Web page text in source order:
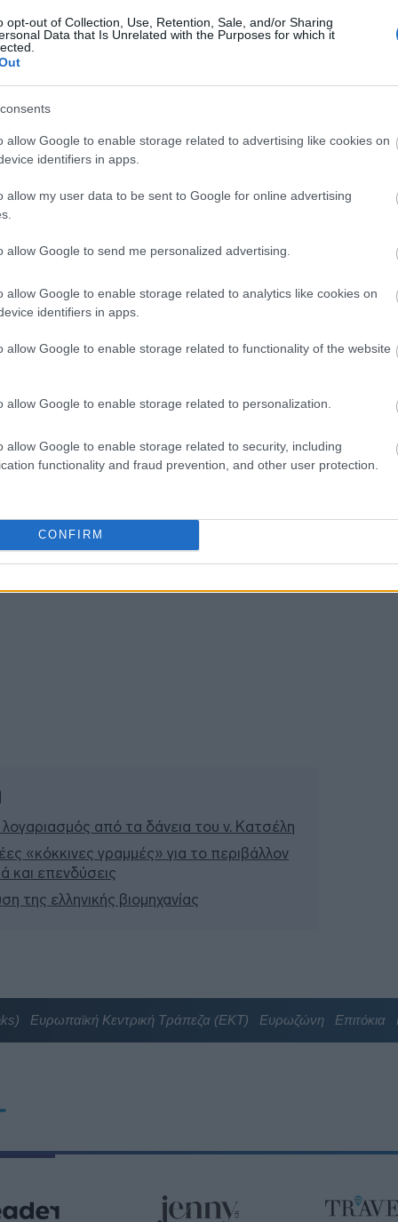
opt-out of Collection, Use, Retention, Sale, and/or Sharing
Data that Is Unrelated with the Purposes for which it
allow Google to enable storage related to advertising like cookies on
identifiers in apps.
allow my user data to be sent to Google for online advertising
allow Google to send me personalized advertising.
allow Google to enable storage related to analytics like cookies on
identifiers in apps.
allow Google to enable storage related to functionality of the website
allow Google to enable storage related to personalization.
allow Google to enable storage related to security, including
functionality and fraud prevention, and other user protection.
CONFIRM
Λετονία έρχεται μετά την απόφαση
το κόστος δανεισμού για δεύτερη
υπεύθυνους χάραξης
ότι δεν βλέπουν την ανάγκη για
θα το πράξουν εάν χρειαστεί.
και μάθετε πρώτοι όλες τιςειδήσειςαπό την
από τα δάνεια του ν. Κατσέλη
«κόκκινες γραμμές» για το περιβάλλον
και επενδύσεις
της ελληνικής βιομηχανίας
14:17
13:35
Ευρωπαϊκή Κεντρική Τράπεζα (ΕΚΤ) Ευρωζώνη Επιτόκια